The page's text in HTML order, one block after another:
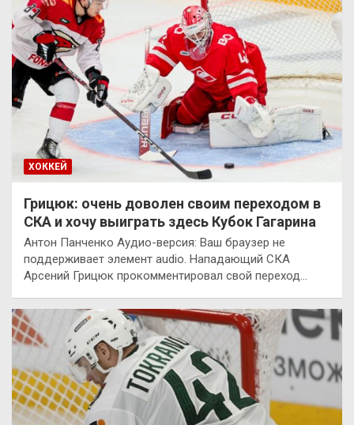
ХОККЕЙ
Грицюк: очень доволен своим переходом в
СКА и хочу выиграть здесь Кубок Гагарина
Антон Панченко Аудио-версия: Ваш браузер не
поддерживает элемент audio. Нападающий СКА
Арсений Грицюк прокомментировал свой переход…